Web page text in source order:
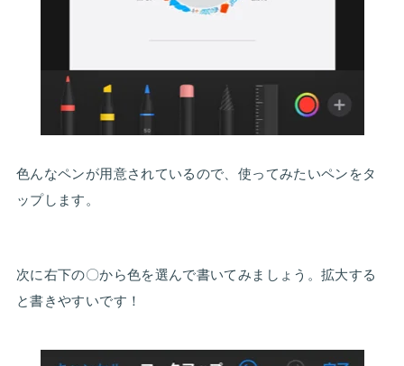
色んなペンが用意されているので、使ってみたいペンをタ
ップします。
次に右下の〇から色を選んで書いてみましょう。拡大する
と書きやすいです！